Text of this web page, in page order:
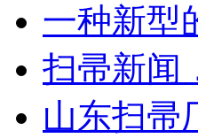
一种新型
扫帚新闻
山东扫帚